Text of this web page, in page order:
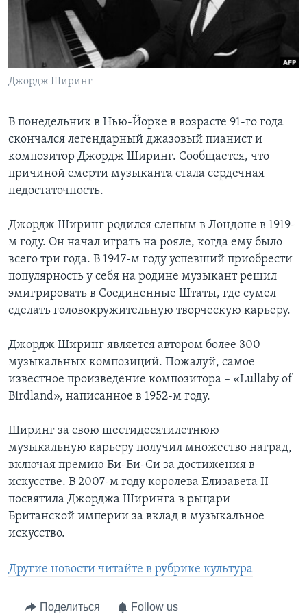
Learning English
СОЦИАЛЬНЫЕ СЕТИ
Языки
Джордж Ширинг
В понедельник в Нью-Йорке в возрасте 91-го года
скончался легендарный джазовый пианист и
композитор Джордж Ширинг. Сообщается, что
причиной смерти музыканта стала сердечная
недостаточность.
Джордж Ширинг родился слепым в Лондоне в 1919-
м году. Он начал играть на рояле, когда ему было
всего три года. В 1947-м году успевший приобрести
популярность у себя на родине музыкант решил
эмигрировать в Соединенные Штаты, где сумел
сделать головокружительную творческую карьеру.
Джордж Ширинг является автором более 300
музыкальных композиций. Пожалуй, самое
известное произведение композитора – «Lullaby of
Birdland», написанное в 1952-м году.
Ширинг за свою шестидесятилетнюю
музыкальную карьеру получил множество наград,
включая премию Би-Би-Си за достижения в
искусстве. В 2007-м году королева Елизавета II
посвятила Джорджа Ширинга в рыцари
Британской империи за вклад в музыкальное
искусство.
Другие новости читайте в рубрике культура
Поделиться Follow us